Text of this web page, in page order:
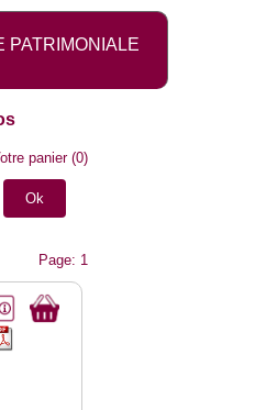
PATRIMONIALE
panier(0)
Page: 1